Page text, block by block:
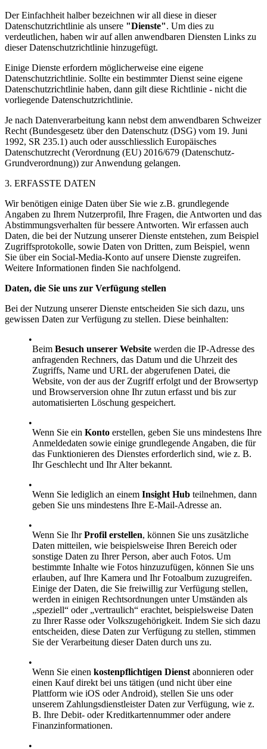
Der Einfachheit halber bezeichnen wir all diese in dieser
Datenschutzrichtlinie als unsere "Dienste". Um dies zu
verdeutlichen, haben wir auf allen anwendbaren Diensten Links zu
dieser Datenschutzrichtlinie hinzugefügt.
Einige Dienste erfordern möglicherweise eine eigene
Datenschutzrichtlinie. Sollte ein bestimmter Dienst seine eigene
Datenschutzrichtlinie haben, dann gilt diese Richtlinie - nicht die
vorliegende Datenschutzrichtlinie.
Je nach Datenverarbeitung kann nebst dem anwendbaren Schweizer
Recht (Bundesgesetz über den Datenschutz (DSG) vom 19. Juni
1992, SR 235.1) auch oder ausschliesslich Europäisches
Datenschutzrecht (Verordnung (EU) 2016/679 (Datenschutz-
Grundverordnung)) zur Anwendung gelangen.
3. ERFASSTE DATEN
Wir benötigen einige Daten über Sie wie z.B. grundlegende
Angaben zu Ihrem Nutzerprofil, Ihre Fragen, die Antworten und das
Abstimmungsverhalten für bessere Antworten. Wir erfassen auch
Daten, die bei der Nutzung unserer Dienste entstehen, zum Beispiel
Zugriffsprotokolle, sowie Daten von Dritten, zum Beispiel, wenn
Sie über ein Social-Media-Konto auf unsere Dienste zugreifen.
Weitere Informationen finden Sie nachfolgend.
Daten, die Sie uns zur Verfügung stellen
Bei der Nutzung unserer Dienste entscheiden Sie sich dazu, uns
gewissen Daten zur Verfügung zu stellen. Diese beinhalten:
Beim Besuch unserer Website werden die IP-Adresse des
anfragenden Rechners, das Datum und die Uhrzeit des
Zugriffs, Name und URL der abgerufenen Datei, die
Website, von der aus der Zugriff erfolgt und der Browsertyp
und Browserversion ohne Ihr zutun erfasst und bis zur
automatisierten Löschung gespeichert.
Wenn Sie ein Konto erstellen, geben Sie uns mindestens Ihre
Anmeldedaten sowie einige grundlegende Angaben, die für
das Funktionieren des Dienstes erforderlich sind, wie z. B.
Ihr Geschlecht und Ihr Alter bekannt.
Wenn Sie lediglich an einem Insight Hub teilnehmen, dann
geben Sie uns mindestens Ihre E-Mail-Adresse an.
Wenn Sie IhrProfil erstellen, können Sie uns zusätzliche
Daten mitteilen, wie beispielsweise Ihren Bereich oder
sonstige Daten zu Ihrer Person, aber auch Fotos. Um
bestimmte Inhalte wie Fotos hinzuzufügen, können Sie uns
erlauben, auf Ihre Kamera und Ihr Fotoalbum zuzugreifen.
Einige der Daten, die Sie freiwillig zur Verfügung stellen,
werden in einigen Rechtsordnungen unter Umständen als
„speziell“ oder „vertraulich“ erachtet, beispielsweise Daten
zu Ihrer Rasse oder Volkszugehörigkeit. Indem Sie sich dazu
entscheiden, diese Daten zur Verfügung zu stellen, stimmen
Sie der Verarbeitung dieser Daten durch uns zu.
Wenn Sie einen kostenpflichtigen Dienst abonnieren oder
einen Kauf direkt bei uns tätigen (und nicht über eine
Plattform wie iOS oder Android), stellen Sie uns oder
unserem Zahlungsdienstleister Daten zur Verfügung, wie z.
B. Ihre Debit- oder Kreditkartennummer oder andere
Finanzinformationen.